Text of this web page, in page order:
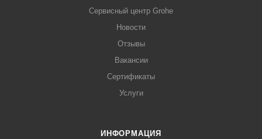
Сервисный центр Grohe
Новости
Отзывы
Вакансии
Сертификаты
Услуги
ИНФОРМАЦИЯ